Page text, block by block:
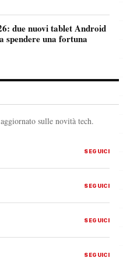
due nuovi tablet Android
spendere una fortuna
sulle novità tech.
SEGUICI
SEGUICI
SEGUICI
SEGUICI